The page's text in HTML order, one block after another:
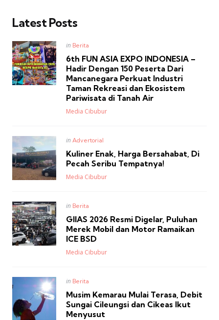
Latest Posts
Posted
in
in Berita
6th FUN ASIA EXPO INDONESIA –
Hadir Dengan 150 Peserta Dari
Mancanegara Perkuat Industri
Taman Rekreasi dan Ekosistem
Pariwisata di Tanah Air
Posted
Media Cibubur
Posted
in
in Advertorial
Kuliner Enak, Harga Bersahabat, Di
Pecah Seribu Tempatnya!
Posted
Media Cibubur
Posted
in
in Berita
GIIAS 2026 Resmi Digelar, Puluhan
Merek Mobil dan Motor Ramaikan
ICE BSD
Posted
Media Cibubur
Posted
in
in Berita
Musim Kemarau Mulai Terasa, Debit
Sungai Cileungsi dan Cikeas Ikut
Menyusut